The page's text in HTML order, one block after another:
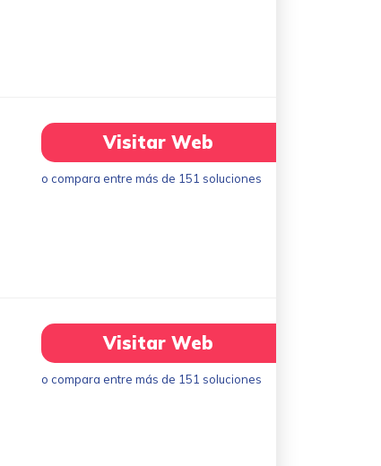
Visitar Web
o compara entre más de 151 soluciones
Visitar Web
o compara entre más de 151 soluciones